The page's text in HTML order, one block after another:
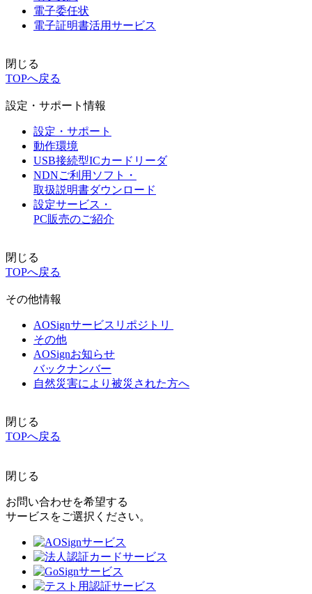
電子委任状
電子証明書活用サービス
閉じる
TOPへ戻る
設定・サポート情報
設定・サポート
動作環境
USB接続型ICカードリーダ
NDNご利用ソフト・
取扱説明書ダウンロード
設定サービス・
PC販売のご紹介
閉じる
TOPへ戻る
その他情報
AOSignサービスリポジトリ
その他
AOSignお知らせ
バックナンバー
自然災害により被災された方へ
閉じる
TOPへ戻る
閉じる
お問い合わせを希望する
サービスをご選択ください。